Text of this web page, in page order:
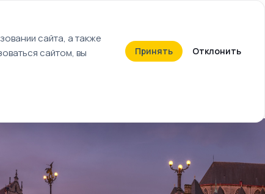
событий Билеты
сайта, а также
сайтом, вы
Принять Отклонить